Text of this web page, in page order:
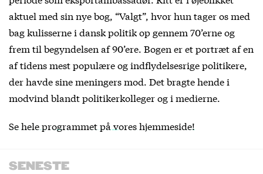
aktuel med sin nye bog, “Valgt”, hvor hun tager os med
bag kulisserne i dansk politik op gennem 70’erne og
frem til begyndelsen af 90’ere. Bogen er et portræt af en
af tidens mest populære og indflydelsesrige politikere,
der havde sine meningers mod. Det bragte hende i
modvind blandt politikerkolleger og i medierne.
Se hele programmet på vores hjemmeside!
SENESTE